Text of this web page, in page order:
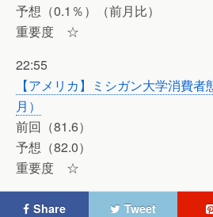
予想（0.1％）（前月比）
重要度 ☆
22:55
【アメリカ】ミシガン大学消費
月）
前回（81.6）
予想（82.0）
重要度 ☆
Share Tweet